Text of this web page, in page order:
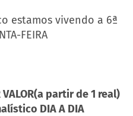
estamos vivendo a 6ª
FEIRA
VALOR(a partir de 1 real)
DIA A DIA